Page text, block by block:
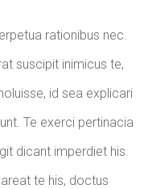
rationibus nec.
suscipit inimicus te,
id sea explicari
Te exerci pertinacia
dicant imperdiet his.
te his, doctus